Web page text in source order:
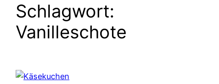
Schlagwort:
Vanilleschote